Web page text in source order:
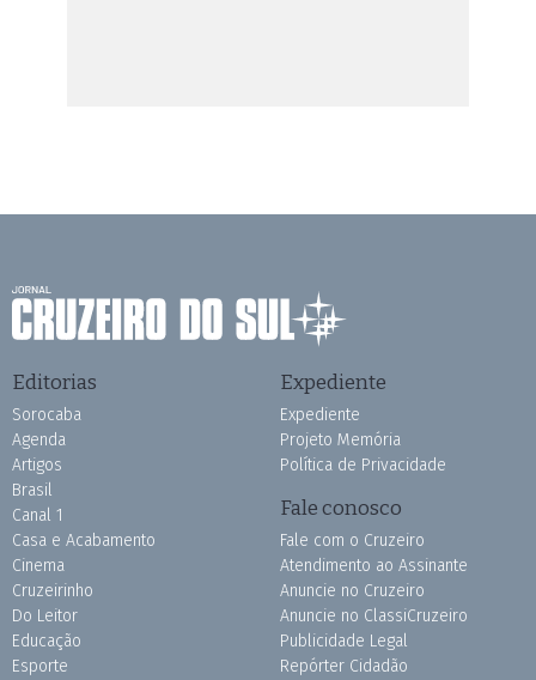
Editorias
Sorocaba
Agenda
Artigos
Brasil
Canal 1
Casa e Acabamento
Cinema
Cruzeirinho
Do Leitor
Educação
Esporte
Expediente
Expediente
Projeto Memória
Política de Privacidade
Fale conosco
Fale com o Cruzeiro
Atendimento ao Assinante
Anuncie no Cruzeiro
Anuncie no ClassiCruzeiro
Publicidade Legal
Repórter Cidadão